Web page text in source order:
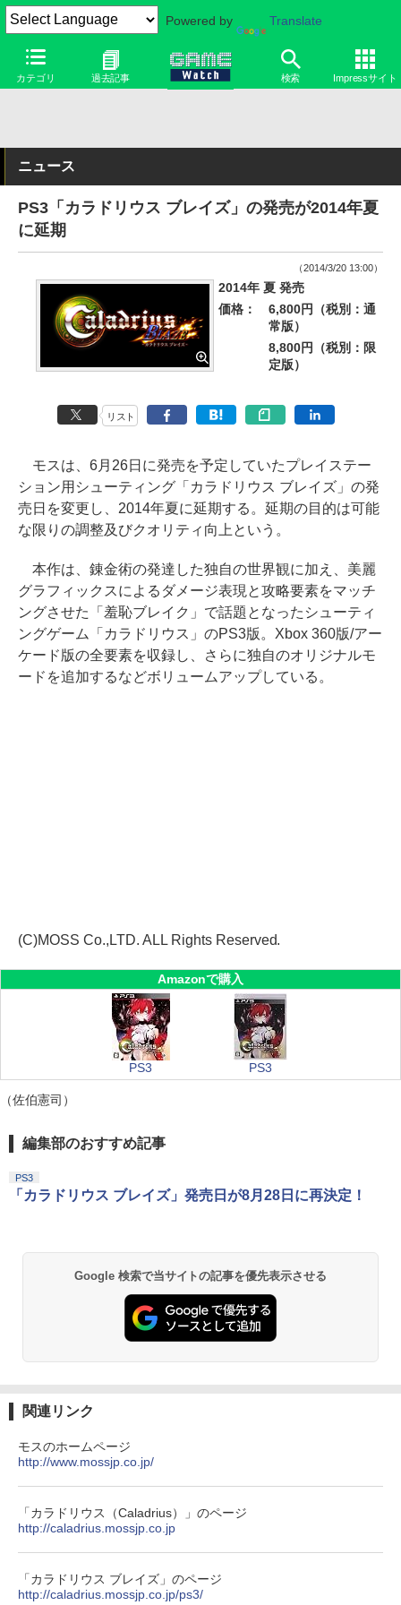
Powered by Translate
カテゴリ 過去記事 検索 Impressサイト
ニュース
PS3「カラドリウス ブレイズ」の発売が2014年夏
に延期
（2014/3/20 13:00）
2014年 夏 発売
価格：
6,800円（税別：通
常版）
8,800円（税別：限
定版）
リスト
モスは、6月26日に発売を予定していたプレイステー
ション用シューティング「カラドリウス ブレイズ」の発
売日を変更し、2014年夏に延期する。延期の目的は可能
な限りの調整及びクオリティ向上という。
本作は、錬金術の発達した独自の世界観に加え、美麗
グラフィックスによるダメージ表現と攻略要素をマッチ
ングさせた「羞恥ブレイク」で話題となったシューティ
ングゲーム「カラドリウス」のPS3版。Xbox 360版/アー
ケード版の全要素を収録し、さらに独自のオリジナルモ
ードを追加するなどボリュームアップしている。
(C)MOSS Co.,LTD. ALL Rights Reserved.
Amazonで購入
PS3 PS3
（佐伯憲司）
編集部のおすすめ記事
PS3
「カラドリウス ブレイズ」発売日が8月28日に再決定！
Google 検索で当サイトの記事を優先表示させる
関連リンク
モスのホームページ
http://www.mossjp.co.jp/
「カラドリウス（Caladrius）」のページ
http://caladrius.mossjp.co.jp
「カラドリウス ブレイズ」のページ
http://caladrius.mossjp.co.jp/ps3/